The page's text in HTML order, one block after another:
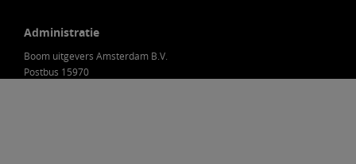
Administratie
Boom uitgevers Amsterdam B.V.
Postbus 15970